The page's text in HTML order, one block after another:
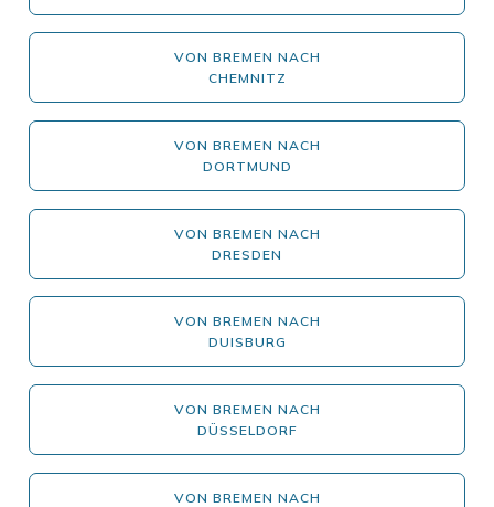
VON BREMEN NACH
CHEMNITZ
VON BREMEN NACH
DORTMUND
VON BREMEN NACH
DRESDEN
VON BREMEN NACH
DUISBURG
VON BREMEN NACH
DÜSSELDORF
VON BREMEN NACH